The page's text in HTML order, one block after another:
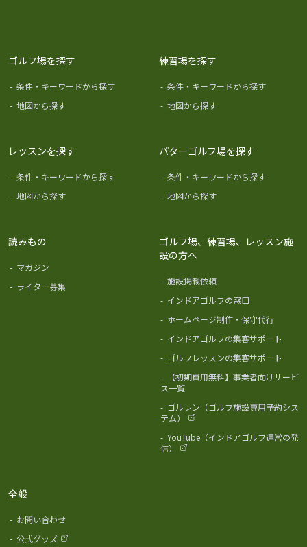
ゴルフ場を探す
- 条件・キーワードから探す
- 地図から探す
練習場を探す
- 条件・キーワードから探す
- 地図から探す
レッスンを探す
- 条件・キーワードから探す
- 地図から探す
パターゴルフ場を探す
- 条件・キーワードから探す
- 地図から探す
読みもの
- マガジン
- ライター募集
ゴルフ場、練習場、レッスン施
設の方へ
- 施設掲載依頼
- インドアゴルフの窓口
- ホームページ制作・保守代行
- インドアゴルフの集客サポート
- ゴルフレッスンの集客サポート
-
【初期費用無料】事業者向けサービ
ス一覧
- ゴルレン（ゴルフ施設専用予約シス
テム）
- YouTube（インドアゴルフ運営の発
信）
全般
- お問い合わせ
- 公式グッズ